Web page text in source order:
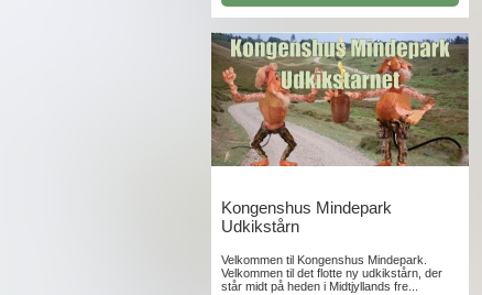
Kongenshus Mindepark
Udkikstårn
Velkommen til Kongenshus Mindepark.
Velkommen til det flotte ny udkikstårn, der
står midt på heden i Midtjyllands fre...